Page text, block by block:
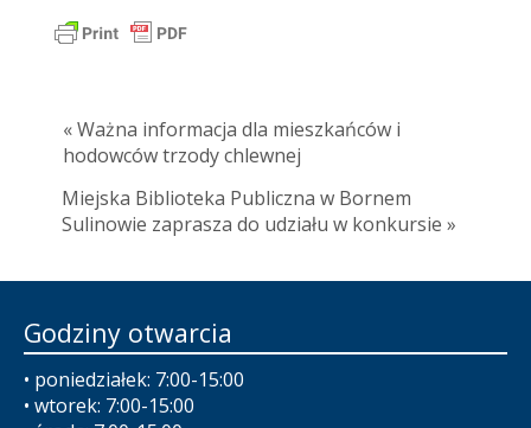
« Ważna informacja dla mieszkańców i
hodowców trzody chlewnej
Miejska Biblioteka Publiczna w Bornem
Sulinowie zaprasza do udziału w konkursie »
Godziny otwarcia
• poniedziałek: 7:00-15:00
• wtorek: 7:00-15:00